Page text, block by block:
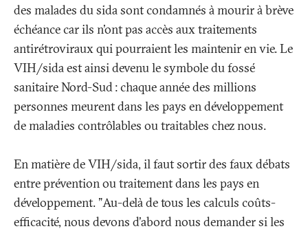
des malades du sida sont condamnés à mourir à brève
échéance car ils n'ont pas accès aux traitements
antirétroviraux qui pourraient les maintenir en vie. Le
VIH/sida est ainsi devenu le symbole du fossé
sanitaire Nord-Sud: chaque année des millions
personnes meurent dans les pays en développement
de maladies contrôlables ou traitables chez nous.
En matière de VIH/sida, il faut sortir des faux débats
entre prévention ou traitement dans les pays en
développement. "Au-delà de tous les calculs coûts-
efficacité, nous devons d'abord nous demander si les